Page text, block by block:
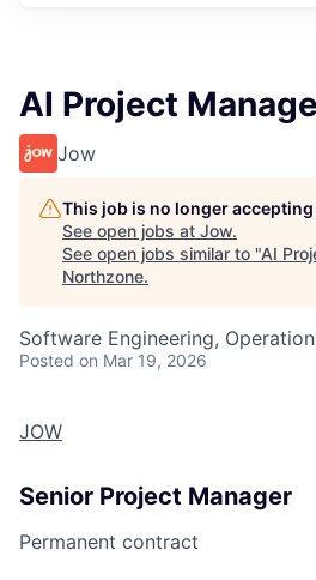
AI Project
Jow
This job is no longer
See open jobs at Jow.
See open jobs similar to "AI
Northzone.
Software Engineering,
Posted on Mar 19, 2026
JOW
Senior Project Manager
Permanent contract